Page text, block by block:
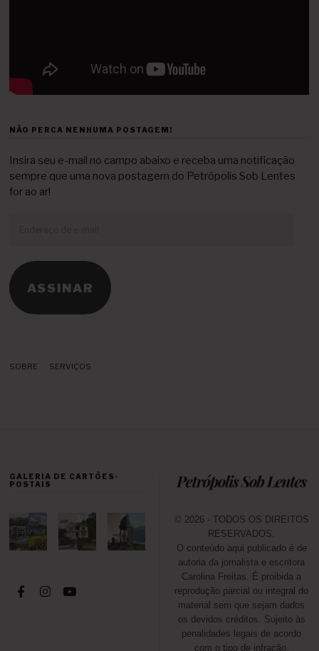
NÃO PERCA NENHUMA POSTAGEM!
Insira seu e-mail no campo abaixo e receba uma notificação
sempre que uma nova postagem do Petrópolis Sob Lentes
for ao ar!
mail
ASSINAR
SOBRE SERVIÇOS
GALERIA DE CARTÕES-
POSTAIS
© 2026 - TODOS OS DIREITOS
RESERVADOS.
O conteúdo aqui publicado é de
autoria da jornalista e escritora
Carolina Freitas. É proibida a
reprodução parcial ou integral do
material sem que sejam dados
os devidos créditos. Sujeito às
penalidades legais de acordo
com o tipo de infração.